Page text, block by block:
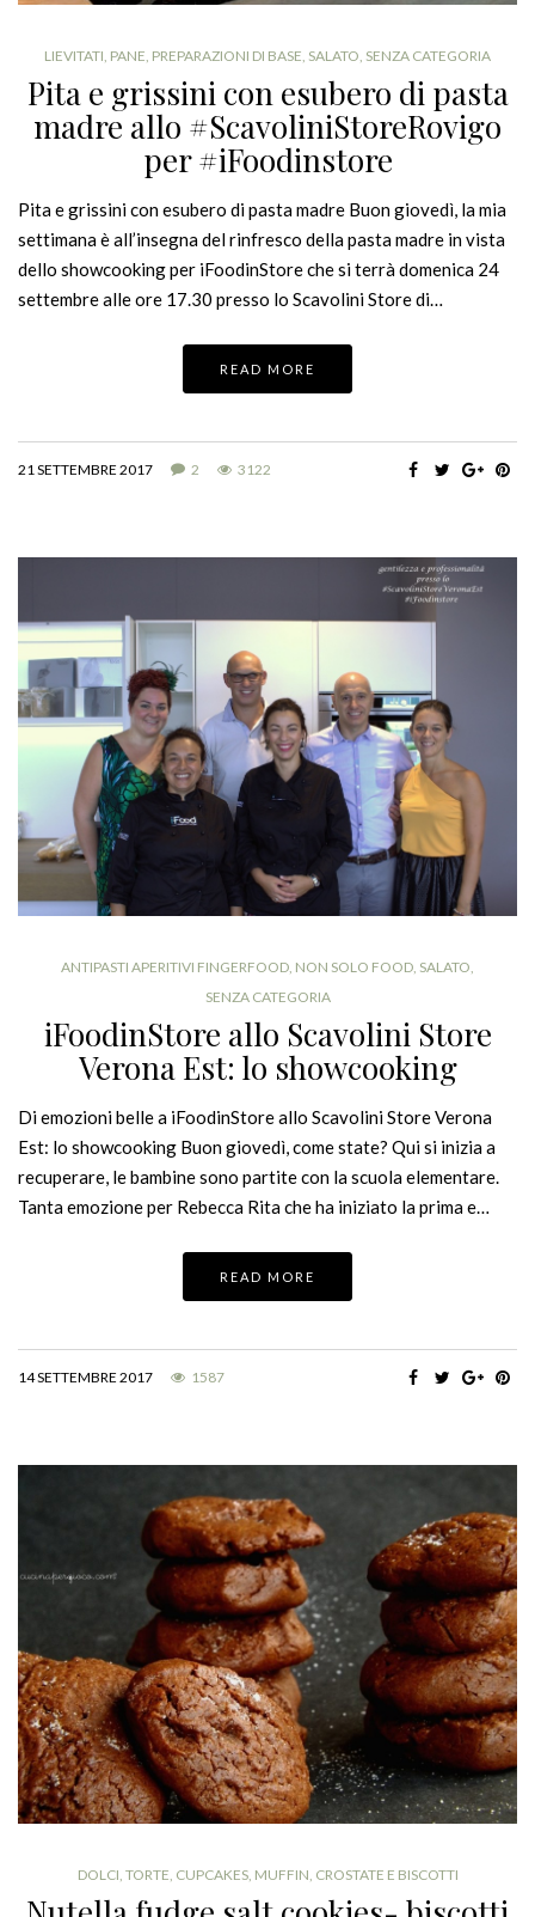
LIEVITATI PANE PREPARAZIONI DI BASE SALATO SENZA CATEGORIA
Pita e grissini con esubero di pasta
madre allo #ScavoliniStoreRovigo
per #iFoodinstore
Pita e grissini con esubero di pasta madre Buon giovedì, la mia
settimana è all’insegna del rinfresco della pasta madre in vista
dello showcooking per iFoodinStore che si terrà domenica 24
settembre alle ore 17.30 presso lo Scavolini Store di…
READ MORE
21 SETTEMBRE 2017 2 3122
ANTIPASTI APERITIVI FINGERFOOD NON SOLO FOOD SALATO
SENZA CATEGORIA
iFoodinStore allo Scavolini Store
Verona Est: lo showcooking
Di emozioni belle a iFoodinStore allo Scavolini Store Verona
Est: lo showcooking Buon giovedì, come state? Qui si inizia a
recuperare, le bambine sono partite con la scuola elementare.
Tanta emozione per Rebecca Rita che ha iniziato la prima e…
READ MORE
14 SETTEMBRE 2017 1587
DOLCI TORTE, CUPCAKES, MUFFIN, CROSTATE E BISCOTTI